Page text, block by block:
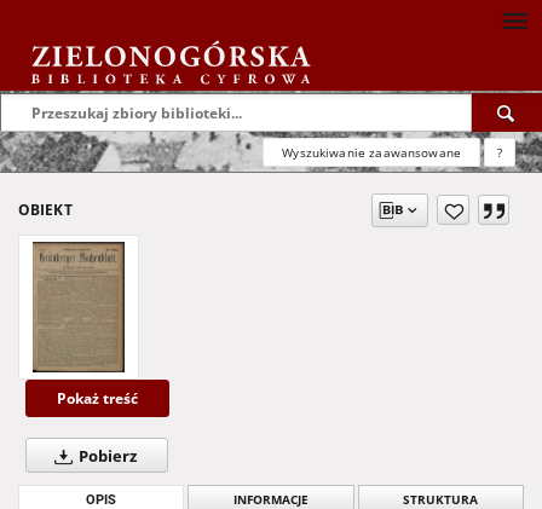
Wyszukiwanie zaawansowane ?
OBIEKT
Pokaż treść
Pobierz
OPIS INFORMACJE STRUKTURA